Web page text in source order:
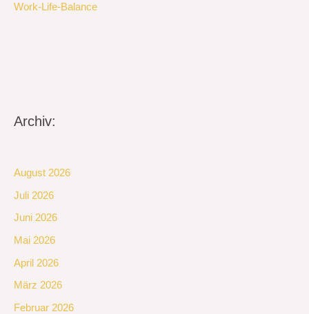
Work-Life-Balance
Archiv:
August 2026
Juli 2026
Juni 2026
Mai 2026
April 2026
März 2026
Februar 2026